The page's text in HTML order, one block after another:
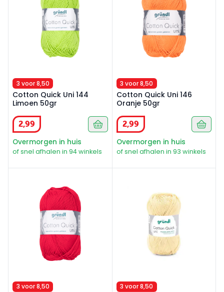
3 voor 8,50
Cotton Quick Uni 144
Limoen 50gr
2,99
Overmorgen in huis
of snel afhalen in 94 winkels
3 voor 8,50
Cotton Quick Uni 146
Oranje 50gr
2,99
Overmorgen in huis
of snel afhalen in 93 winkels
3 voor 8,50 3 voor 8,50